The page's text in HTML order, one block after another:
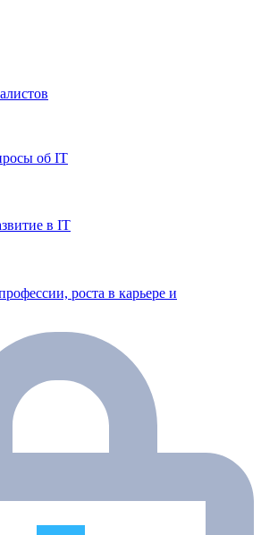
об IT
в IT
роста в карьере и